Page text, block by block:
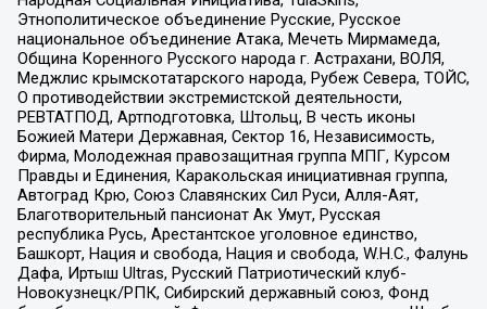
Этнополитическое объединение Русские, Русское
национальное объединение Атака, Мечеть Мирмамеда,
Община Коренного Русского народа г. Астрахани, ВОЛЯ,
Меджлис крымскотатарского народа, Рубеж Севера, ТОЙС,
О противодействии экстремистской деятельности,
РЕВТАТПОД, Артподготовка, Штольц, В честь иконы
Божией Матери Державная, Сектор 16, Независимость,
Фирма, Молодежная правозащитная группа МПГ, Курсом
Правды и Единения, Каракольская инициативная группа,
Автоград Крю, Союз Славянских Сил Руси, Алля-Аят,
Благотворительный пансионат Ак Умут, Русская
республика Русь, Арестантское уголовное единство,
Башкорт, Нация и свобода, Нация и свобода, W.H.С., Фалунь
Дафа, Иртыш Ultras, Русский Патриотический клуб-
Новокузнецк/РПК, Сибирский державный союз, Фонд